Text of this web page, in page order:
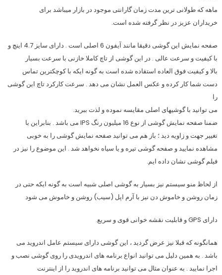
ماهه که طولانی ترین مدت زمان گارانتی موجود در بازار میباشد برای
خریداران عزیز در نظر گرفته شده است.
صفحه نمایش این گوشی دقیقا مانند آیفون 6 اصلی است . دارای سایز 4.7 اینچ و
با کیفیت و سرعت عالی . در این گوشی از تاچ کاملا خازنی با سرعت بسیار
بالا و کیفیت فوق العاده استفاده شده است به گونه ایکه با کوچکترین تماس
دست شما کار کرده و عکس العمل نشان می دهد . سرعت کارکرد تاچ این گوشی
را
می توانید با گوشیهای اصلی مقایسه نموده و لذت ببرید.
ضمنا صفحه نمایش گوشی از نوع 16 میلیون رنگ IPS می باشد . بنابراین با
تغییر جهت و زاویه دید ؛ باز هم می توانید صفحه نمایش گوشی را به خوبی
مشاهده نمایید و صفحه گوشی تیره و یا سیاه نخواهد شد . این موضوع را نیز در
فیلم گوشی نشان داده ایم.
از لحاظ منو سیستم نیز بسیار به گوشی اصلی شبیه است به گونه ایکه حتی در
زمان روشن و خاموش دن نیز با آرم اپل (سیب) روشن و خاموش می شود
دارای GPS و قابلیت نقشه خوانی قوی و سریع.
همانگونه که قبلا نیز عرض گردید ، این گوشی دارای سیستم عامل اندروید می
باشد . به همین دلیل می توانید انواع برنامه های اندرویدی را روی گوشی نصب و
اجرا نمایید . به عنوان مثال می توانید برنامه های اندروید را از اینترنت